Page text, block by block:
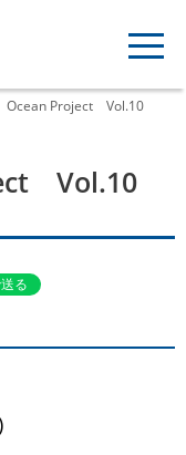
Project Vol.10
Vol.10
る